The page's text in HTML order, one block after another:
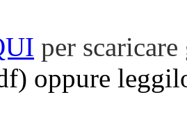
per
oppure